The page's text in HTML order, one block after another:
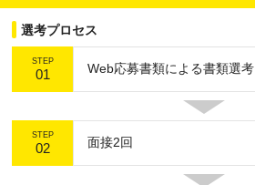
選考プロセス
STEP
01 Web応募書類による書類選考
STEP
02 面接2回